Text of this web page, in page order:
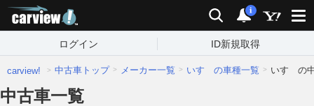
検索 通知
i
ログイン ID新規取得
carview! 中古車トップ メーカー一覧 いすゞの車種一覧 いすゞの
中古車一覧